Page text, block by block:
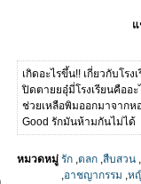
เกิดอะไรขึ้น!! เกี่ยวกับโร
ปิดตายยอุ๋มี่โรงเรียนคืออ
ช่วยเหลือพิมออกมาจากห
Good รักมันห้ามกันไม่ได้
หมวดหมู่ รัก ,ตลก ,สืบสวน ,
,อาชญากรรม ,ห